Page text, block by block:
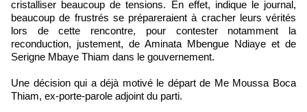
cristalliser beaucoup de tensions. En effet, indique le journal,
beaucoup de frustrés se prépareraient à cracher leurs vérités
lors de cette rencontre, pour contester notamment la
reconduction, justement, de Aminata Mbengue Ndiaye et de
Serigne Mbaye Thiam dans le gouvernement.
Une décision qui a déjà motivé le départ de Me Moussa Boca
Thiam, ex-porte-parole adjoint du parti.